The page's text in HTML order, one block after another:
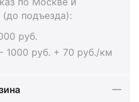
подъезда):
руб.
руб. + 70 руб./км